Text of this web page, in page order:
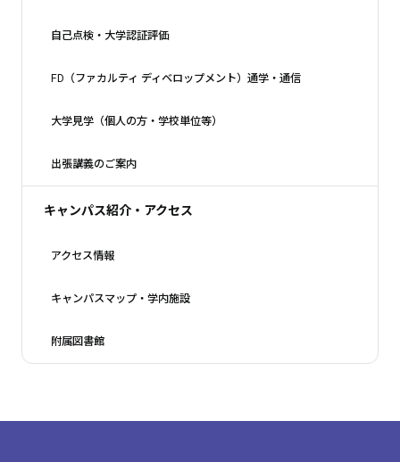
自己点検・大学認証評価
FD（ファカルティ ディベロップメント）通学・通信
大学見学（個人の方・学校単位等）
出張講義のご案内
キャンパス紹介・アクセス
アクセス情報
キャンパスマップ・学内施設
附属図書館